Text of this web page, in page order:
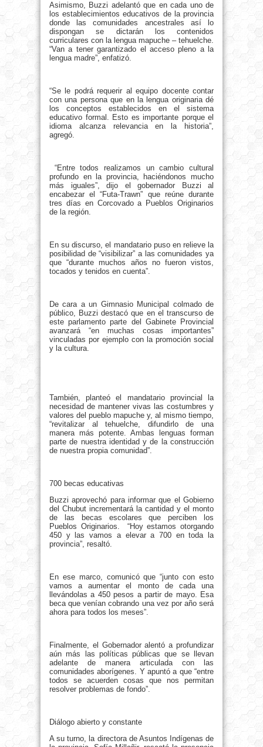
Asimismo, Buzzi adelantó que en cada uno de
los establecimientos educativos de la provincia
donde las comunidades ancestrales así lo
dispongan se dictarán los contenidos
curriculares con la lengua mapuche – tehuelche.
“Van a tener garantizado el acceso pleno a la
lengua madre”, enfatizó.
“Se le podrá requerir al equipo docente contar
con una persona que en la lengua originaria dé
los conceptos establecidos en el sistema
educativo formal. Esto es importante porque el
idioma alcanza relevancia en la historia”,
agregó.
“Entre todos realizamos un cambio cultural
profundo en la provincia, haciéndonos mucho
más iguales”, dijo el gobernador Buzzi al
encabezar el “Futa-Trawn” que reúne durante
tres días en Corcovado a Pueblos Originarios
de la región.
En su discurso, el mandatario puso en relieve la
posibilidad de “visibilizar” a las comunidades ya
que “durante muchos años no fueron vistos,
tocados y tenidos en cuenta”.
De cara a un Gimnasio Municipal colmado de
público, Buzzi destacó que en el transcurso de
este parlamento parte del Gabinete Provincial
avanzará “en muchas cosas importantes”
vinculadas por ejemplo con la promoción social
y la cultura.
También, planteó el mandatario provincial la
necesidad de mantener vivas las costumbres y
valores del pueblo mapuche y, al mismo tiempo,
“revitalizar al tehuelche, difundirlo de una
manera más potente. Ambas lenguas forman
parte de nuestra identidad y de la construcción
de nuestra propia comunidad”.
700 becas educativas
Buzzi aprovechó para informar que el Gobierno
del Chubut incrementará la cantidad y el monto
de las becas escolares que perciben los
Pueblos Originarios. “Hoy estamos otorgando
450 y las vamos a elevar a 700 en toda la
provincia”, resaltó.
En ese marco, comunicó que “junto con esto
vamos a aumentar el monto de cada una
llevándolas a 450 pesos a partir de mayo. Esa
beca que venían cobrando una vez por año será
ahora para todos los meses”.
Finalmente, el Gobernador alentó a profundizar
aún más las políticas públicas que se llevan
adelante de manera articulada con las
comunidades aborígenes. Y apuntó a que “entre
todos se acuerden cosas que nos permitan
resolver problemas de fondo”.
Diálogo abierto y constante
A su turno, la directora de Asuntos Indígenas de